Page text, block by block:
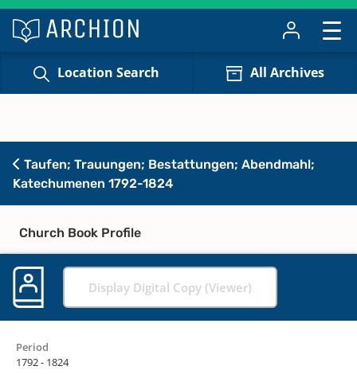
Location Search All Archives
Taufen; Trauungen; Bestattungen; Abendmahl;
Katechumenen 1792-1824
Church Book Profile
Display Digital Copy (Viewer)
Period
1792 - 1824